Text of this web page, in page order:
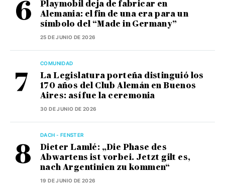
Playmobil deja de fabricar en
Alemania: el fin de una era para un
símbolo del “Made in Germany”
25 DE JUNIO DE 2026
COMUNIDAD
La Legislatura porteña distinguió los
170 años del Club Alemán en Buenos
Aires: así fue la ceremonia
30 DE JUNIO DE 2026
DACH - FENSTER
Dieter Lamlé: „Die Phase des
Abwartens ist vorbei. Jetzt gilt es,
nach Argentinien zu kommen“
19 DE JUNIO DE 2026